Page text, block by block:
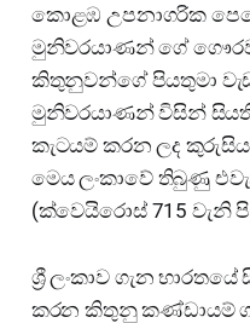
කොළඹ උපනාගරික
මුනිවරයාණන් ගේ
කිතුනුවන්ගේ පියතුමා වැඩ
මුනිවරයාණන් විසින්
කැටයම් කරන ලද
මෙය ලංකාවේ තිබුණු
(ක්වෙයිරොස් 715 වැනි
ශ්‍රී ලංකාව ගැන
කරන කිතුනු කණ්ඩායම්